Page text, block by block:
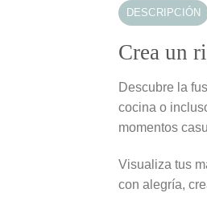
DESCRIPCIÓN
Crea un
Descubre la
cocina o
momentos
Visualiza tus
con alegría,